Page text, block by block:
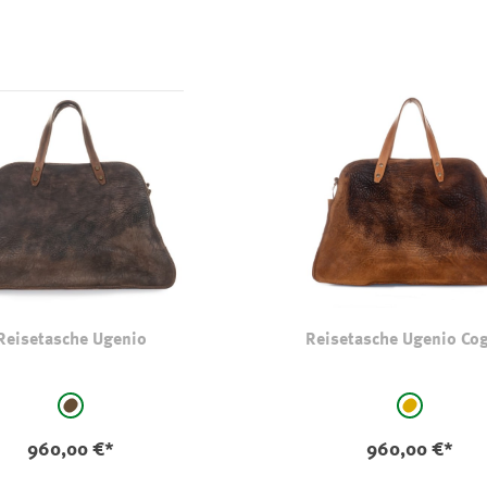
Reisetasche Ugenio
braun
960,00 €*
Reisetasche Ugenio
auswählenhellbraun-
960,00 €*